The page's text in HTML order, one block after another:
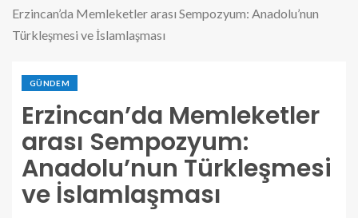
Erzincan’da Memleketler arası Sempozyum: Anadolu’nun
Türkleşmesi ve İslamlaşması
GÜNDEM
Erzincan’da Memleketler
arası Sempozyum:
Anadolu’nun Türkleşmesi
ve İslamlaşması